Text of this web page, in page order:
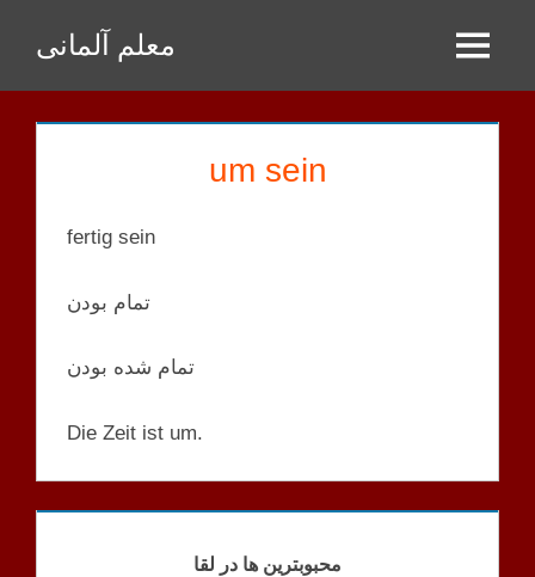
Inhalt
springen
معلم آلمانی Menu
um sein
fertig sein
تمام بودن
تمام شده بودن
Die Zeit ist um.
محبوبترین ها در لقا